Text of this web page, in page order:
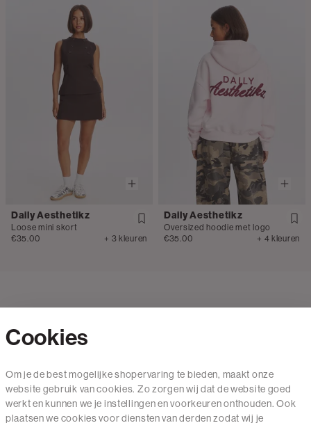
Daily Aesthetikz
Loose mini skort
€35.00
+ 3 kleuren
Daily Aesthetikz
Oversized hoodie met logo
€35.00
+ 4 kleuren
Mail ons
020 - 3412 650
Cookies
Om je de best mogelijke shopervaring te bieden, maakt onze
website gebruik van cookies. Zo zorgen wij dat de website goed
werkt en kunnen we je instellingen en voorkeuren onthouden. Ook
plaatsen we cookies voor diensten van derden zodat wij je